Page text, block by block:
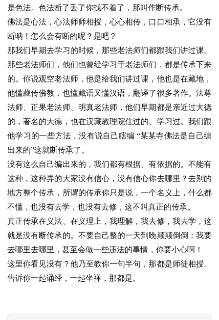
资
讯
八
僧
音
高
谈
是色法。色法断了丢了你找不着了，那叫作断传承。
佛法是心法，心法师师相授，心心相传，口口相承，它没有
断呐！怎么会有断的呢？是吧？
那我们早期去学习的时候，那些老法师们都跟我们讲过课。
那些老法师们，他们也曾经学习于老法师们，都是传承下来
的。你说观空老法师，他是给我们讲过课，他也是在藏地，
他懂藏传佛教，也懂藏语又懂汉语，翻译了很多著作。法尊
法师、正果老法师、明真老法师，他们早期都是亲近过大德
的，著名的大德，也在汉藏教理院住过的、学习过。我们跟
他学习的一些方法，没有说自己瞎编 “某某寺佛法是自己编
出来的”这就断传承了。
没有这么自己编出来的，我们都有根据、有依据的。不能有
这种，这种弄的大家没有信心，没有信心你去哪里？去别的
地方整个传承，所谓的传承你只是说，一个名义上，什么都
不懂，也没有去学，也没有去修，这不叫真正的传承。
真正传承在义法、在义理上，我理解，我去修，我去学，这
就是没有断传承的。不要自己整的一天到晚颠颠倒倒：我要
去哪里去哪里，甚至会做一些违法的事情，你要小心啊！
这里你看见没有？他乃至教你一句半句，那都是师徒相授。
告诉你一起诵经，一起坐禅，那都是。